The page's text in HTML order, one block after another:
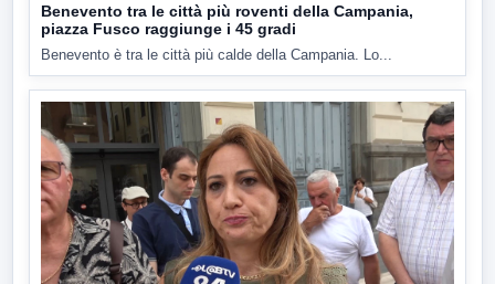
Benevento tra le città più roventi della Campania,
piazza Fusco raggiunge i 45 gradi
Benevento è tra le città più calde della Campania. Lo...